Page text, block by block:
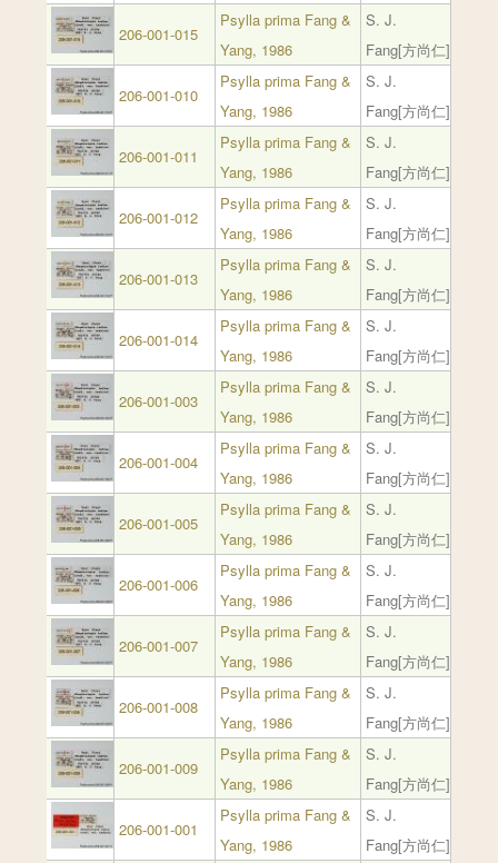
206-001-015
Psylla prima Fang &
Yang, 1986
S. J.
Fang[方尚仁]
206-001-010
Psylla prima Fang &
Yang, 1986
S. J.
Fang[方尚仁]
206-001-011
Psylla prima Fang &
Yang, 1986
S. J.
Fang[方尚仁]
206-001-012
Psylla prima Fang &
Yang, 1986
S. J.
Fang[方尚仁]
206-001-013
Psylla prima Fang &
Yang, 1986
S. J.
Fang[方尚仁]
206-001-014
Psylla prima Fang &
Yang, 1986
S. J.
Fang[方尚仁]
206-001-003
Psylla prima Fang &
Yang, 1986
S. J.
Fang[方尚仁]
206-001-004
Psylla prima Fang &
Yang, 1986
S. J.
Fang[方尚仁]
206-001-005
Psylla prima Fang &
Yang, 1986
S. J.
Fang[方尚仁]
206-001-006
Psylla prima Fang &
Yang, 1986
S. J.
Fang[方尚仁]
206-001-007
Psylla prima Fang &
Yang, 1986
S. J.
Fang[方尚仁]
206-001-008
Psylla prima Fang &
Yang, 1986
S. J.
Fang[方尚仁]
206-001-009
Psylla prima Fang &
Yang, 1986
S. J.
Fang[方尚仁]
206-001-001
Psylla prima Fang &
Yang, 1986
S. J.
Fang[方尚仁]